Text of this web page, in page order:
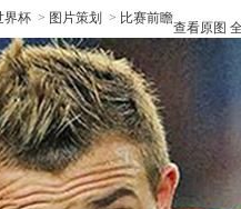
界杯 > 图片策划 > 比赛前瞻
查看原图